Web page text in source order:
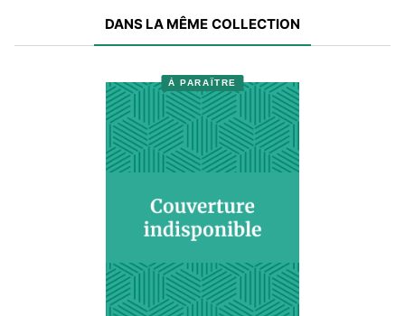
DANS LA MÊME COLLECTION
À PARAÎTRE